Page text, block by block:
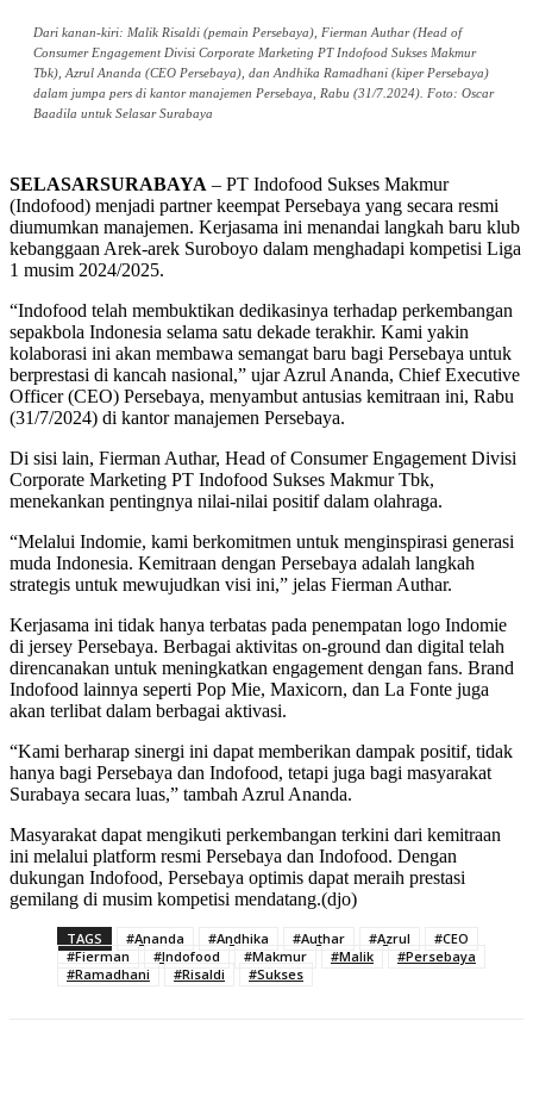
Dari kanan-kiri: Malik Risaldi (pemain Persebaya), Fierman Authar (Head of
Consumer Engagement Divisi Corporate Marketing PT Indofood Sukses Makmur
Tbk), Azrul Ananda (CEO Persebaya), dan Andhika Ramadhani (kiper Persebaya)
dalam jumpa pers di kantor manajemen Persebaya, Rabu (31/7.2024). Foto: Oscar
Baadila untuk Selasar Surabaya
SELASARSURABAYA – PT Indofood Sukses Makmur
(Indofood) menjadi partner keempat Persebaya yang secara resmi
diumumkan manajemen. Kerjasama ini menandai langkah baru klub
kebanggaan Arek-arek Suroboyo dalam menghadapi kompetisi Liga
1 musim 2024/2025.
“Indofood telah membuktikan dedikasinya terhadap perkembangan
sepakbola Indonesia selama satu dekade terakhir. Kami yakin
kolaborasi ini akan membawa semangat baru bagi Persebaya untuk
berprestasi di kancah nasional,” ujar Azrul Ananda, Chief Executive
Officer (CEO) Persebaya, menyambut antusias kemitraan ini, Rabu
(31/7/2024) di kantor manajemen Persebaya.
Di sisi lain, Fierman Authar, Head of Consumer Engagement Divisi
Corporate Marketing PT Indofood Sukses Makmur Tbk,
menekankan pentingnya nilai-nilai positif dalam olahraga.
“Melalui Indomie, kami berkomitmen untuk menginspirasi generasi
muda Indonesia. Kemitraan dengan Persebaya adalah langkah
strategis untuk mewujudkan visi ini,” jelas Fierman Authar.
Kerjasama ini tidak hanya terbatas pada penempatan logo Indomie
di jersey Persebaya. Berbagai aktivitas on-ground dan digital telah
direncanakan untuk meningkatkan engagement dengan fans. Brand
Indofood lainnya seperti Pop Mie, Maxicorn, dan La Fonte juga
akan terlibat dalam berbagai aktivasi.
“Kami berharap sinergi ini dapat memberikan dampak positif, tidak
hanya bagi Persebaya dan Indofood, tetapi juga bagi masyarakat
Surabaya secara luas,” tambah Azrul Ananda.
Masyarakat dapat mengikuti perkembangan terkini dari kemitraan
ini melalui platform resmi Persebaya dan Indofood. Dengan
dukungan Indofood, Persebaya optimis dapat meraih prestasi
gemilang di musim kompetisi mendatang.(djo)
TAGS #Ananda #Andhika #Authar #Azrul
#CEO
#Fierman
#Indofood #Makmur #Malik
#Persebaya
#Ramadhani
#Risaldi #Sukses